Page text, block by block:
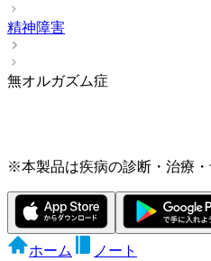
精神障害
無オルガズム症
※本製品は疾病の診断・治療・
ホーム
ノート